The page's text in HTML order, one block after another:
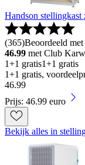
Handson
(365)Beoordeeld
46.99 met Club
1+1 gratis1+1 gratis
1+1 gratis,
46.99
Prijs: 46.99 euro
Bekijk alles in